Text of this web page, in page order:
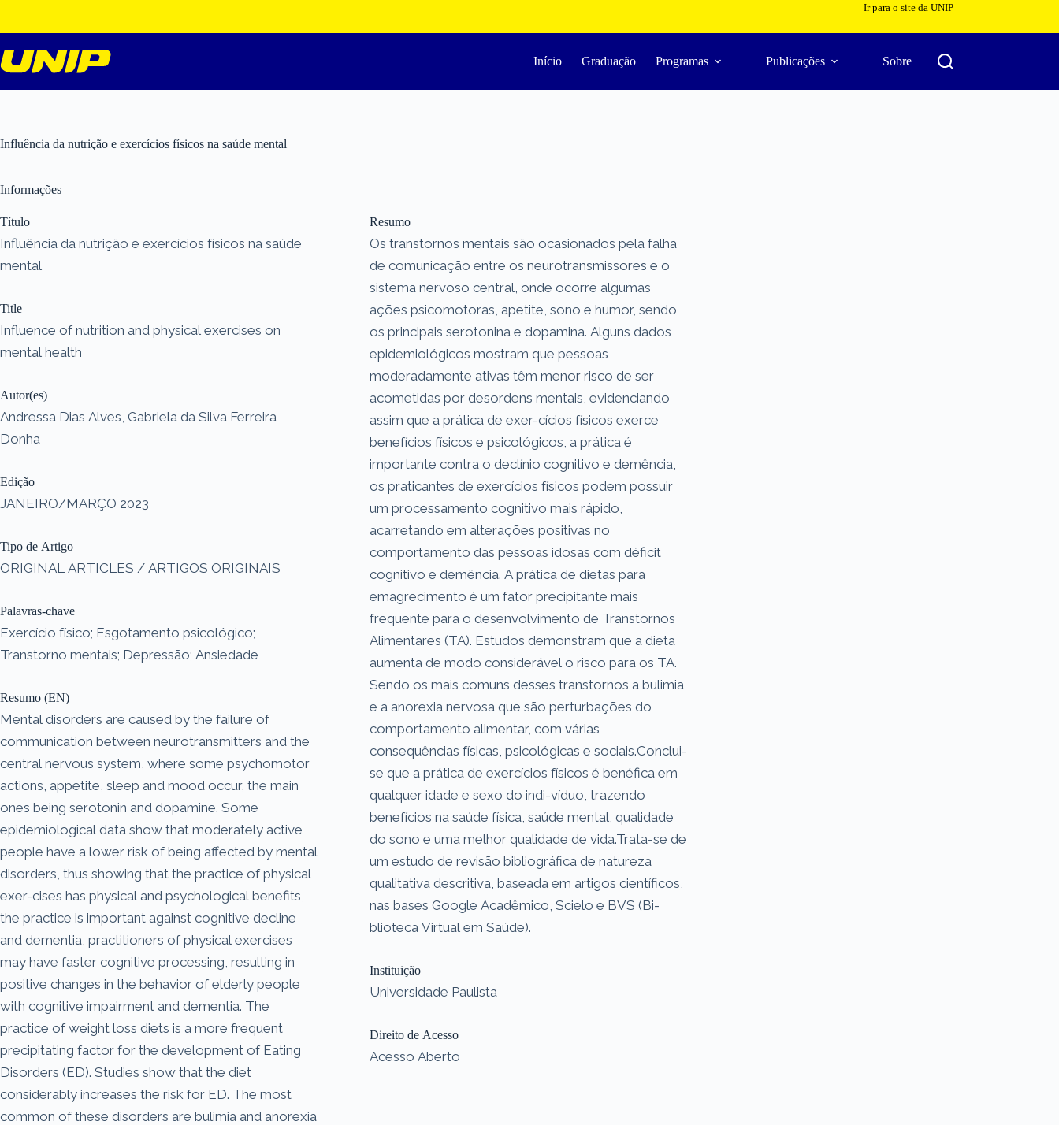
o
conteúdo
Ir para o site da UNIP
Início Graduação Programas Publicações Sobre
Influência da nutrição e exercícios físicos na saúde mental
Informações
Título
Influência da nutrição e exercícios físicos na saúde
mental
Title
Influence of nutrition and physical exercises on
mental health
Autor(es)
Andressa Dias Alves, Gabriela da Silva Ferreira
Donha
Edição
JANEIRO/MARÇO 2023
Tipo de Artigo
ORIGINAL ARTICLES / ARTIGOS ORIGINAIS
Palavras-chave
Exercício físico; Esgotamento psicológico;
Transtorno mentais; Depressão; Ansiedade
Resumo (EN)
Mental disorders are caused by the failure of
communication between neurotransmitters and the
central nervous system, where some psychomotor
actions, appetite, sleep and mood occur, the main
ones being serotonin and dopamine. Some
epidemiological data show that moderately active
people have a lower risk of being affected by mental
disorders, thus showing that the practice of physical
exer-cises has physical and psychological benefits,
the practice is important against cognitive decline
and dementia, practitioners of physical exercises
may have faster cognitive processing, resulting in
positive changes in the behavior of elderly people
with cognitive impairment and dementia. The
practice of weight loss diets is a more frequent
precipitating factor for the development of Eating
Disorders (ED). Studies show that the diet
considerably increases the risk for ED. The most
common of these disorders are bulimia and anorexia
Resumo
Os transtornos mentais são ocasionados pela falha
de comunicação entre os neurotransmissores e o
sistema nervoso central, onde ocorre algumas
ações psicomotoras, apetite, sono e humor, sendo
os principais serotonina e dopamina. Alguns dados
epidemiológicos mostram que pessoas
moderadamente ativas têm menor risco de ser
acometidas por desordens mentais, evidenciando
assim que a prática de exer-cícios físicos exerce
benefícios físicos e psicológicos, a prática é
importante contra o declínio cognitivo e demência,
os praticantes de exercícios físicos podem possuir
um processamento cognitivo mais rápido,
acarretando em alterações positivas no
comportamento das pessoas idosas com déficit
cognitivo e demência. A prática de dietas para
emagrecimento é um fator precipitante mais
frequente para o desenvolvimento de Transtornos
Alimentares (TA). Estudos demonstram que a dieta
aumenta de modo considerável o risco para os TA.
Sendo os mais comuns desses transtornos a bulimia
e a anorexia nervosa que são perturbações do
comportamento alimentar, com várias
consequências físicas, psicológicas e sociais.Conclui-
se que a prática de exercícios físicos é benéfica em
qualquer idade e sexo do indi-víduo, trazendo
benefícios na saúde física, saúde mental, qualidade
do sono e uma melhor qualidade de vida.Trata-se de
um estudo de revisão bibliográfica de natureza
qualitativa descritiva, baseada em artigos científicos,
nas bases Google Acadêmico, Scielo e BVS (Bi-
blioteca Virtual em Saúde).
Instituição
Universidade Paulista
Direito de Acesso
Acesso Aberto